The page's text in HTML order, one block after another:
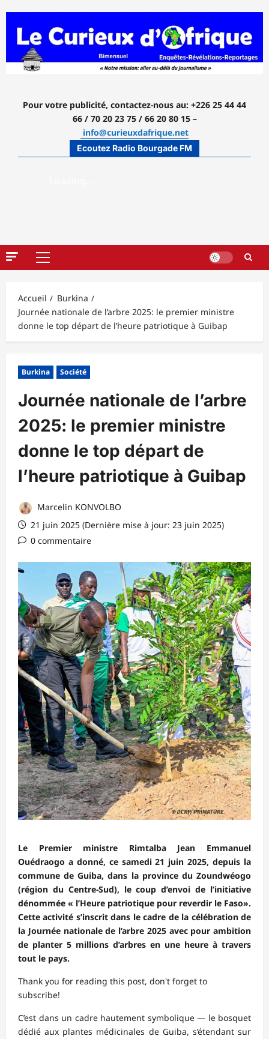
contenu
Pour votre publicité, contactez-nous au: +226 25 44 44
66 / 70 20 23 75 / 66 20 80 15 –
info@curieuxdafrique.net
Ecoutez Radio Bourgade FM
Menu
Accueil
Burkina
Journée nationale de l’arbre 2025: le premier ministre
donne le top départ de l’heure patriotique à Guibap
Burkina Société
Journée nationale de l’arbre
2025: le premier ministre
donne le top départ de
l’heure patriotique à Guibap
Marcelin KONVOLBO
21 juin 2025 (Dernière mise à jour: 23 juin 2025)
0 commentaire
Le Premier ministre Rimtalba Jean Emmanuel
Ouédraogo a donné, ce samedi 21 juin 2025, depuis la
commune de Guiba, dans la province du Zoundwéogo
(région du Centre-Sud), le coup d’envoi de l’initiative
dénommée « l’Heure patriotique pour reverdir le Faso».
Cette activité s’inscrit dans le cadre de la célébration de
la Journée nationale de l’arbre 2025 avec pour ambition
de planter 5 millions d’arbres en une heure à travers
tout le pays.
Thank you for reading this post, don't forget to
subscribe!
C’est dans un cadre hautement symbolique — le bosquet
dédié aux plantes médicinales de Guiba, s’étendant sur